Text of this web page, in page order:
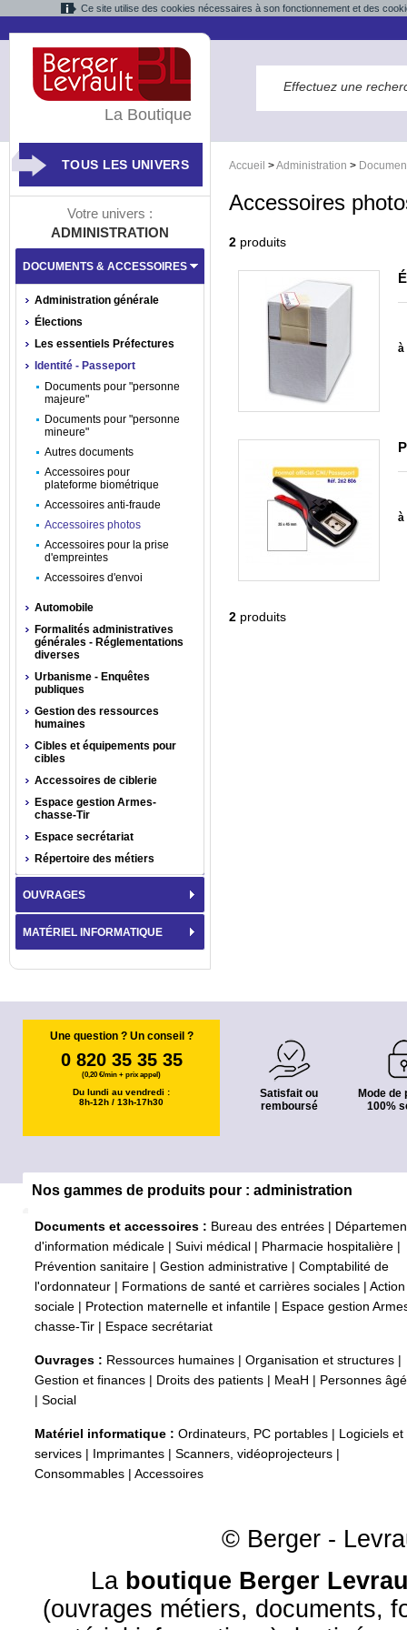
Ce site utilise des cookies nécessaires à son fonctionnement et des
Accueil >Administration >
Accessoires
2 produits
à
à
2 produits
La Boutique
TOUS LES UNIVERS
Votre univers :
ADMINISTRATION
DOCUMENTS & ACCESSOIRES
Administration générale
Élections
Les essentiels Préfectures
Identité - Passeport
Documents pour "personne
majeure"
Documents pour "personne
mineure"
Autres documents
Accessoires pour
plateforme biométrique
Accessoires anti-fraude
Accessoires photos
Accessoires pour la prise
d'empreintes
Accessoires d'envoi
Automobile
Formalités administratives
générales - Réglementations
diverses
Urbanisme - Enquêtes
publiques
Gestion des ressources
humaines
Cibles et équipements pour
cibles
Accessoires de ciblerie
Espace gestion Armes-
chasse-Tir
Espace secrétariat
Répertoire des métiers
OUVRAGES
MATÉRIEL INFORMATIQUE
Une question ? Un conseil ?
0 820 35 35 35
(0,20 €/min + prix appel)
Du lundi au vendredi :
8h-12h / 13h-17h30
Satisfait ou
remboursé
Mode de
100%
Nos gammes de produits pour : administration
Documents et accessoires : Bureau des entrées
d'information médicale
Suivi médical Pharmacie hospitalière
Prévention sanitaire
Gestion administrative
Comptabilité de
l'ordonnateur
Formations de santé et carrières sociales
Action
sociale
Protection maternelle et infantile
Espace gestion
chasse-Tir
Espace secrétariat
Ouvrages : Ressources humaines Organisation et structures
Gestion et finances
Droits des patients MeaH
Personnes
Social
Matériel informatique : Ordinateurs, PC portables
Logiciels et
services
Imprimantes Scanners, vidéoprojecteurs
Consommables
Accessoires
© Berger -
La boutique Berger
(ouvrages métiers, documents,